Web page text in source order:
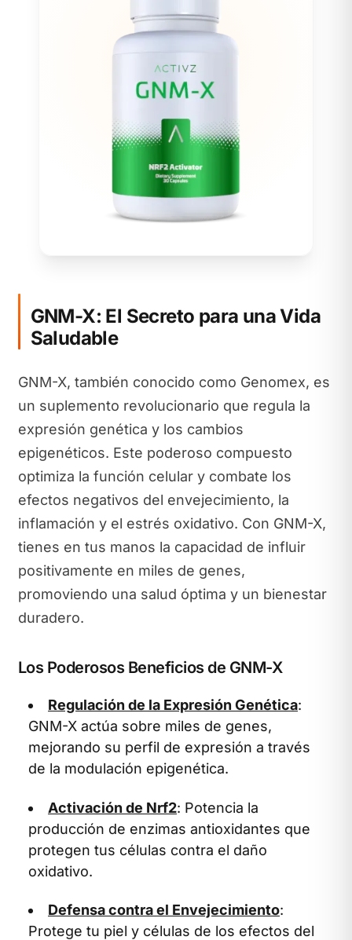
GNM-X: El Secreto para una Vida
Saludable
GNM-X, también conocido como Genomex, es
un suplemento revolucionario que regula la
expresión genética y los cambios
epigenéticos. Este poderoso compuesto
optimiza la función celular y combate los
efectos negativos del envejecimiento, la
inflamación y el estrés oxidativo. Con GNM-X,
tienes en tus manos la capacidad de influir
positivamente en miles de genes,
promoviendo una salud óptima y un bienestar
duradero.
Los Poderosos Beneficios de GNM-X
Regulación de la Expresión Genética:
GNM-X actúa sobre miles de genes,
mejorando su perfil de expresión a través
de la modulación epigenética.
Activación de Nrf2: Potencia la
producción de enzimas antioxidantes que
protegen tus células contra el daño
oxidativo.
Defensa contra el Envejecimiento:
Protege tu piel y células de los efectos del